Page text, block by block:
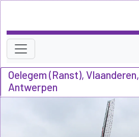
Oelegem (Ranst), Vlaanderen,
Antwerpen